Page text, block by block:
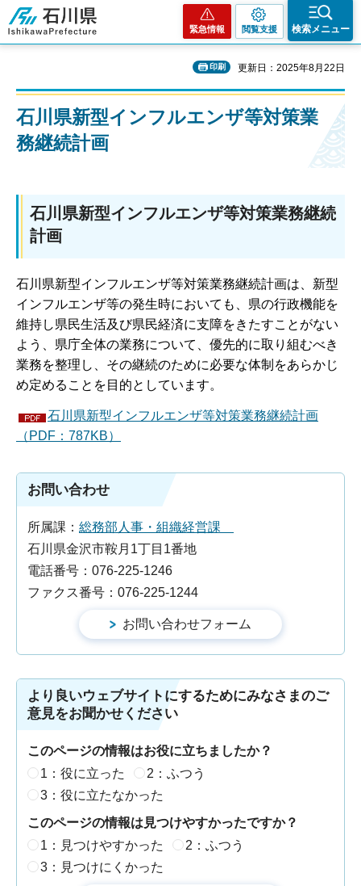
石川県
緊急情報 閲覧支援 検索メニュー
印刷 更新日：2025年8月22日
石川県新型インフルエンザ等対策業
務継続計画
石川県新型インフルエンザ等対策業務継続
計画
石川県新型インフルエンザ等対策業務継続計画は、新型
インフルエンザ等の発生時においても、県の行政機能を
維持し県民生活及び県民経済に支障をきたすことがない
よう、県庁全体の業務について、優先的に取り組むべき
業務を整理し、その継続のために必要な体制をあらかじ
め定めることを目的としています。
石川県新型インフルエンザ等対策業務継続計画
（PDF：787KB）
お問い合わせ
所属課： 総務部人事・組織経営課
石川県金沢市鞍月1丁目1番地
電話番号：076-225-1246
ファクス番号：076-225-1244
より良いウェブサイトにするためにみなさまのご
意見をお聞かせください
このページの情報はお役に立ちましたか？
1：役に立った
2：ふつう
3：役に立たなかった
このページの情報は見つけやすかったですか？
1：見つけやすかった
2：ふつう
3：見つけにくかった